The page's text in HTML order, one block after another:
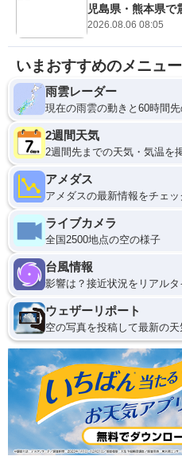
児島県・熊本県
2026.08.06 08:05
いまおすすめのメニュー
雨雲レーダー
現在の雨雲の動きと60時間
2週間天気
2週間先までの天気・気温を
アメダス
アメダスの最新情報をチェッ
ライブカメラ
全国2500地点の空の様子
台風情報
影響は？接近状況をリアル
ウェザーリポート
空の写真を投稿して最新の